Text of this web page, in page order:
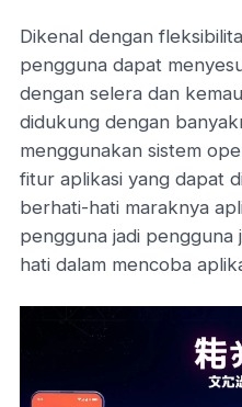
Dikenal dengan
pengguna dapat
dengan selera dan
didukung dengan
menggunakan sistem
fitur aplikasi yang dapat
berhati-hati maraknya
pengguna jadi
hati dalam mencoba